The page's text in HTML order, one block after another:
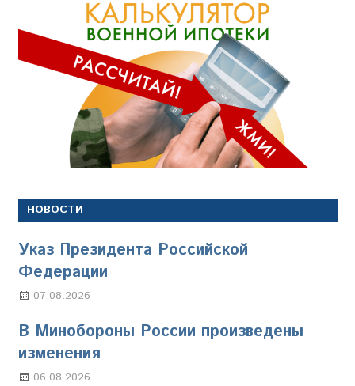
НОВОСТИ
Указ Президента Российской
Федерации
07.08.2026
В Минобороны России произведены
изменения
06.08.2026